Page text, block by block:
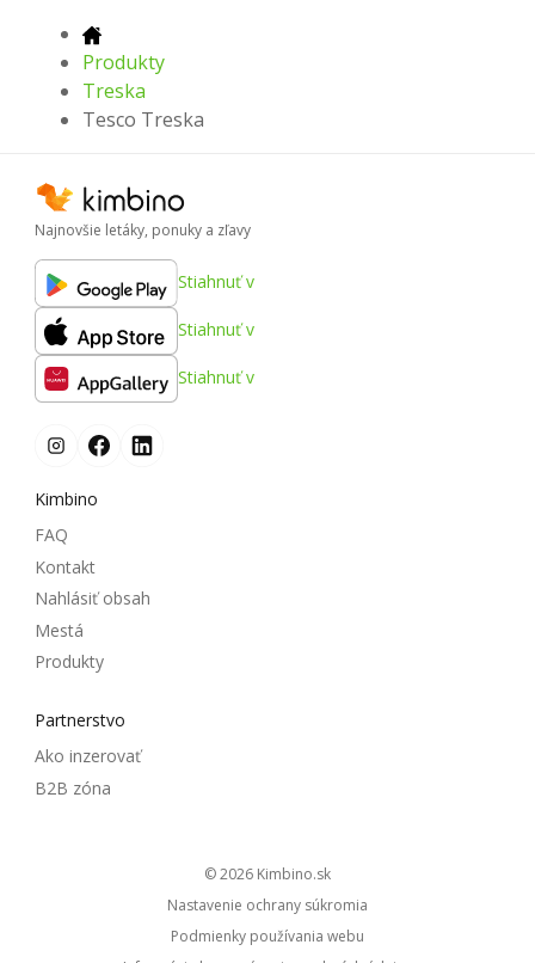
Produkty
Treska
Tesco Treska
Najnovšie letáky, ponuky a zľavy
Stiahnuť v
Stiahnuť v
Stiahnuť v
Kimbino
FAQ
Kontakt
Nahlásiť obsah
Mestá
Produkty
Partnerstvo
Ako inzerovať
B2B zóna
© 2026
kimbino.sk
Nastavenie ochrany súkromia
Podmienky používania webu